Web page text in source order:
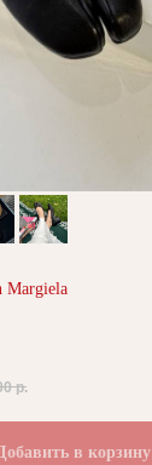
Margiela
р.
в корзину